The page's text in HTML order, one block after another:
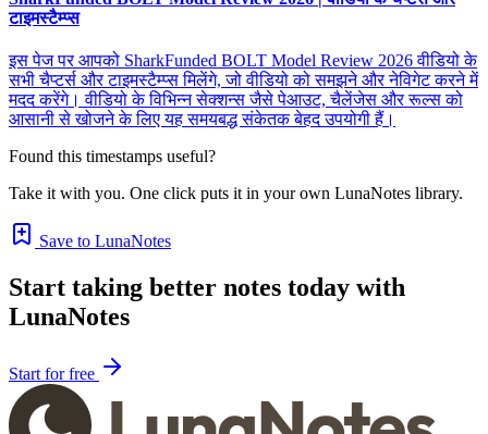
टाइमस्टैम्प्स
इस पेज पर आपको SharkFunded BOLT Model Review 2026 वीडियो के
सभी चैप्टर्स और टाइमस्टैम्प्स मिलेंगे, जो वीडियो को समझने और नेविगेट करने में
मदद करेंगे। वीडियो के विभिन्न सेक्शन्स जैसे पेआउट, चैलेंजेस और रूल्स को
आसानी से खोजने के लिए यह समयबद्ध संकेतक बेहद उपयोगी हैं।
Found this timestamps useful?
Take it with you. One click puts it in your own LunaNotes library.
Save to LunaNotes
Start taking better notes today with
LunaNotes
Start for free